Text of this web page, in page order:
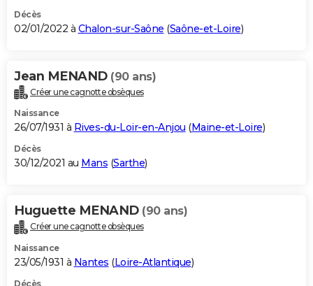
Décès
02/01/2022 à Chalon-sur-Saône (Saône-et-Loire)
Jean MENAND (90 ans)
Créer une cagnotte obsèques
Naissance
26/07/1931 à Rives-du-Loir-en-Anjou (Maine-et-Loire)
Décès
30/12/2021 au Mans (Sarthe)
Huguette MENAND (90 ans)
Créer une cagnotte obsèques
Naissance
23/05/1931 à Nantes (Loire-Atlantique)
Décès